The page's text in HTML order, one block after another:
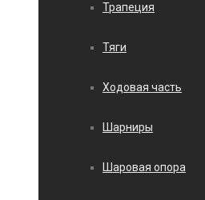
Трапеция
Тяги
Ходовая часть
Шарниры
Шаровая опора